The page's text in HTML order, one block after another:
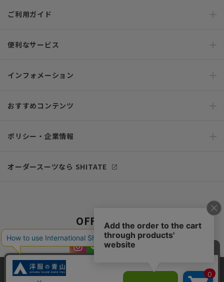
ご利用ガイド
便利なサービス
インフォメーション
おすすめコンテンツ
ポリシー・企業情報
オーダースーツなら SHITATE
OFFICIAL SNS